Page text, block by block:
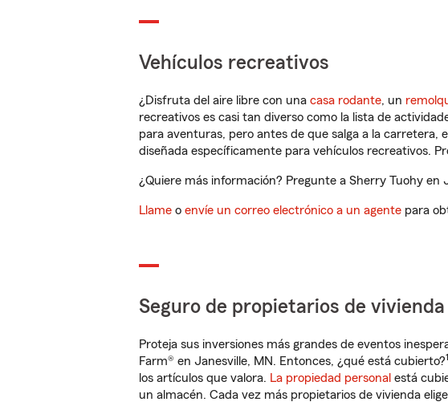
Vehículos recreativos
¿Disfruta del aire libre con una casa rodante, un
recreativos es casi tan diverso como la lista de
para aventuras, pero antes de que salga a la carretera,
diseñada específicamente para vehículos recreativos.
¿Quiere más información? Pregunte a Sherry Tuohy
Llame o envíe un correo electrónico a un agente para
Seguro de propietarios de vivienda
Proteja sus inversiones más grandes de eventos
Farm® en Janesville, MN. Entonces, ¿qué está cubierto?1
los artículos que valora. La propiedad personal está
un almacén. Cada vez más propietarios de vivienda